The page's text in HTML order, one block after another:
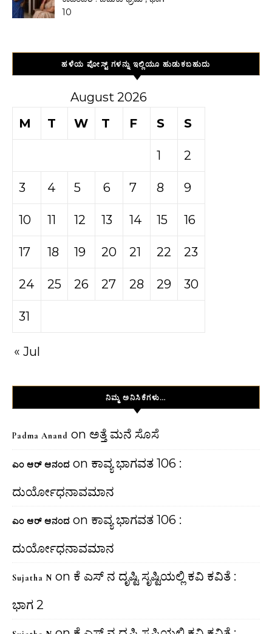
10
ಹಳೆಯ ಪೋಸ್ಟ್ ಗಳನ್ನು ಇಲ್ಲಿಯೂ ಹುಡುಕಬಹುದು
August 2026
M
T W T F S S
1 2
3 4 5 6 7 8 9
10 11 12 13 14 15 16
17 18 19 20 21 22 23
24 25 26 27 28 29 30
31
« Jul
ನಿಮ್ಮ ಅನಿಸಿಕೆಗಳು…
Padma Anand on ಅತ್ತೆ ಮನೆ ಸೊಸೆ
ಎಂ ಆರ್ ಆನಂದ on ಕಾವ್ಯ ಭಾಗವತ 106 :
ದುರ್ಯೋಧನಾವಮಾನ
ಎಂ ಆರ್ ಆನಂದ on ಕಾವ್ಯ ಭಾಗವತ 106 :
ದುರ್ಯೋಧನಾವಮಾನ
Sujatha N on ಕೆ ಎಸ್ ನ ದೃಷ್ಟಿ ಸೃಷ್ಟಿಯಲ್ಲಿ ಕವಿ ಕವಿತೆ :
ಭಾಗ 2